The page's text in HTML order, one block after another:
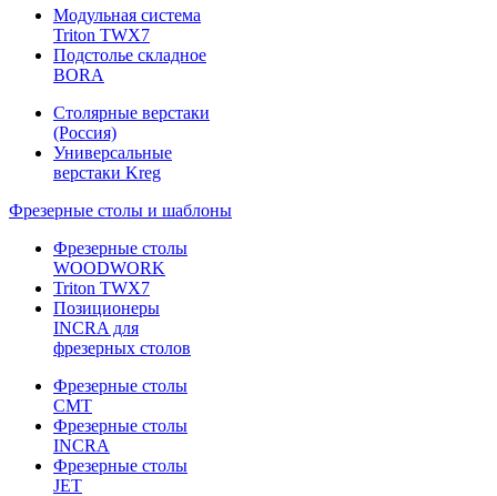
Модульная система
Triton TWX7
Подстолье складное
BORA
Столярные верстаки
(Россия)
Универсальные
верстаки Kreg
Фрезерные столы и шаблоны
Фрезерные столы
WOODWORK
Triton TWX7
Позиционеры
INCRA для
фрезерных столов
Фрезерные столы
CMT
Фрезерные столы
INCRA
Фрезерные столы
JET